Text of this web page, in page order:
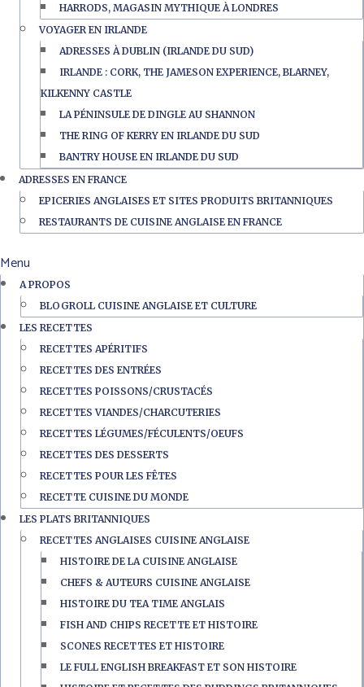
HARRODS, MAGASIN MYTHIQUE À LONDRES
VOYAGER EN IRLANDE
ADRESSES À DUBLIN (IRLANDE DU SUD)
IRLANDE : CORK, THE JAMESON EXPERIENCE, BLARNEY,
KILKENNY CASTLE
LA PÉNINSULE DE DINGLE AU SHANNON
THE RING OF KERRY EN IRLANDE DU SUD
BANTRY HOUSE EN IRLANDE DU SUD
ADRESSES EN FRANCE
EPICERIES ANGLAISES ET SITES PRODUITS BRITANNIQUES
RESTAURANTS DE CUISINE ANGLAISE EN FRANCE
Menu
A PROPOS
BLOGROLL CUISINE ANGLAISE ET CULTURE
LES RECETTES
RECETTES APÉRITIFS
RECETTES DES ENTRÉES
RECETTES POISSONS/CRUSTACÉS
RECETTES VIANDES/CHARCUTERIES
RECETTES LÉGUMES/FÉCULENTS/OEUFS
RECETTES DES DESSERTS
RECETTES POUR LES FÊTES
RECETTE CUISINE DU MONDE
LES PLATS BRITANNIQUES
RECETTES ANGLAISES CUISINE ANGLAISE
HISTOIRE DE LA CUISINE ANGLAISE
CHEFS & AUTEURS CUISINE ANGLAISE
HISTOIRE DU TEA TIME ANGLAIS
FISH AND CHIPS RECETTE ET HISTOIRE
SCONES RECETTES ET HISTOIRE
LE FULL ENGLISH BREAKFAST ET SON HISTOIRE